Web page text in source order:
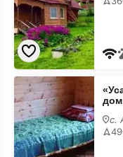
«Усадьба
Спиридоновны»
гостевой
дом
дом
с.